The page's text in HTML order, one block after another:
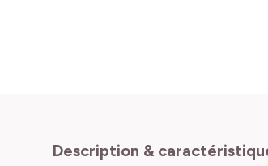
Description &